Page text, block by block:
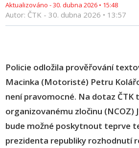
Aktualizováno -30. dubna 2026 • 15:48
Autor: ČTK - 30. dubna 2026 • 13:57
Policie odložila prověřování
Macinka (Motoristé) Petru
není pravomocné. Na dotaz
organizovanému zločinu (NCOZ)
bude možné poskytnout teprve
prezidenta republiky rozhodnutí